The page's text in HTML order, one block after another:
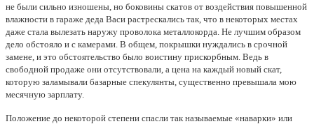
не были сильно изношены, но боковины скатов от воздействия повышенной
влажности в гараже деда Васи растрескались так, что в некоторых местах
даже стала вылезать наружу проволока металлокорда. Не лучшим образом
дело обстояло и с камерами. В общем, покрышки нуждались в срочной
замене, и это обстоятельство было воистину прискорбным. Ведь в
свободной продаже они отсутствовали, а цена на каждый новый скат,
которую заламывали базарные спекулянты, существенно превышала мою
месячную зарплату.
Положение до некоторой степени спасли так называемые «наварки» или